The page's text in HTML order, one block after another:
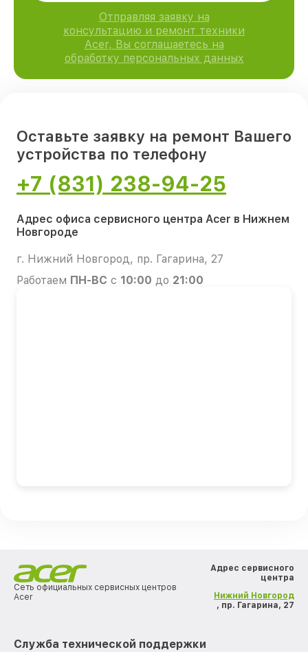
Отправляя заявку на
консультацию и ремонт техники
Acer, Вы соглашаетесь на
обработку персональных данных
Оставьте заявку на ремонт Вашего
устройства по телефону
+7 (831) 238-94-25
Адрес офиса сервисного центра Acer в Нижнем
Новгороде
г. Нижний Новгород, пр. Гагарина, 27
Работаем ПН-ВС с 10:00 до 21:00
Сеть официальных сервисных центров
Acer
Адрес сервисного
центра
Нижний Новгород
, пр. Гагарина, 27
Служба технической поддержки